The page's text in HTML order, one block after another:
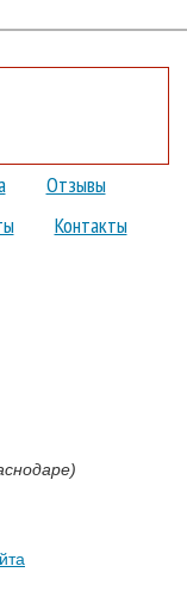
Отзывы
Контакты